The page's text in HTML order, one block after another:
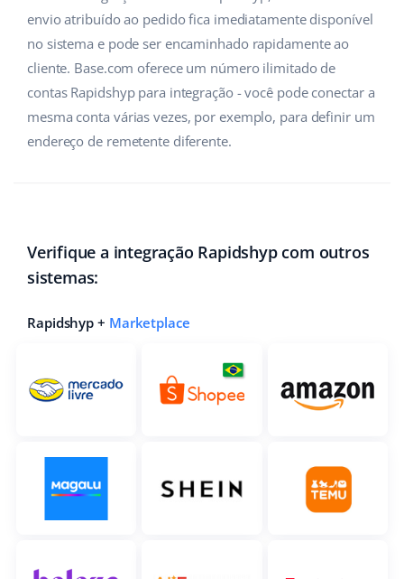
envio atribuído ao pedido fica imediatamente disponível
no sistema e pode ser encaminhado rapidamente ao
cliente. Base.com oferece um número ilimitado de
contas Rapidshyp para integração - você pode conectar a
mesma conta várias vezes, por exemplo, para definir um
endereço de remetente diferente.
Verifique a integração Rapidshyp com outros
sistemas:
Rapidshyp + Marketplace